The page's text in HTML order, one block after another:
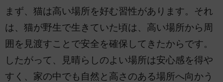
まず、猫は高い場所を好む習性があります。それ
は、猫が野生で生きていた頃は、高い場所から周
囲を見渡すことで安全を確保してきたからです。
したがって、見晴らしのよい場所は安心感を得や
すく、家の中でも自然と高さのある場所へ向かう